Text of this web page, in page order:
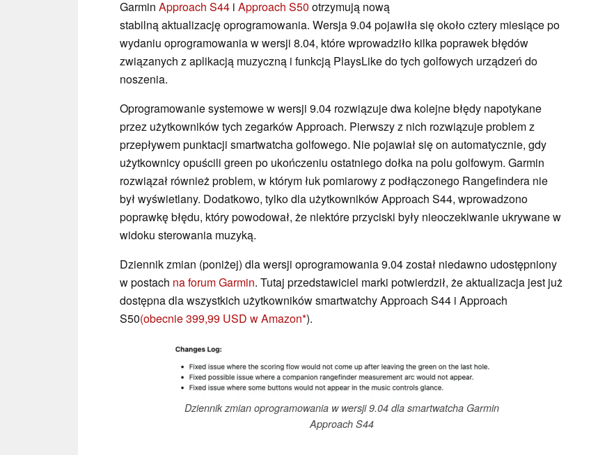
Garmin Approach S44 i Approach S50 otrzymują nową
stabilną aktualizację oprogramowania. Wersja 9.04 pojawiła się około cztery miesiące po
wydaniu oprogramowania w wersji 8.04, które wprowadziło kilka poprawek błędów
związanych z aplikacją muzyczną i funkcją PlaysLike do tych golfowych urządzeń do
noszenia.
Oprogramowanie systemowe w wersji 9.04 rozwiązuje dwa kolejne błędy napotykane
przez użytkowników tych zegarków Approach. Pierwszy z nich rozwiązuje problem z
przepływem punktacji smartwatcha golfowego. Nie pojawiał się on automatycznie, gdy
użytkownicy opuścili green po ukończeniu ostatniego dołka na polu golfowym. Garmin
rozwiązał również problem, w którym łuk pomiarowy z podłączonego Rangefindera nie
był wyświetlany. Dodatkowo, tylko dla użytkowników Approach S44, wprowadzono
poprawkę błędu, który powodował, że niektóre przyciski były nieoczekiwanie ukrywane w
widoku sterowania muzyką.
Dziennik zmian (poniżej) dla wersji oprogramowania 9.04 został niedawno udostępniony
w postach na forum Garmin. Tutaj przedstawiciel marki potwierdził, że aktualizacja jest już
dostępna dla wszystkich użytkowników smartwatchy Approach S44 i Approach
S50(obecnie 399,99 USD w Amazon ).
Dziennik zmian oprogramowania w wersji 9.04 dla smartwatcha Garmin
Approach S44